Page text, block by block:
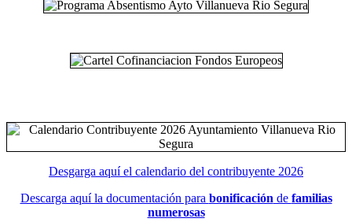
Desgarga aquí el calendario del contribuyente 2026
Descarga aquí la documentación para bonificación de familias
numerosas